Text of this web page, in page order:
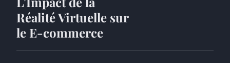
Réalité Virtuelle sur
le E-commerce